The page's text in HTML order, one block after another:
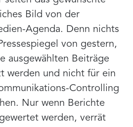
Bild von der
Agenda. Denn nichts
von gestern,
ausgewählten Beiträge
werden und nicht für ein
Controlling
Nur wenn Berichte
werden, verrät